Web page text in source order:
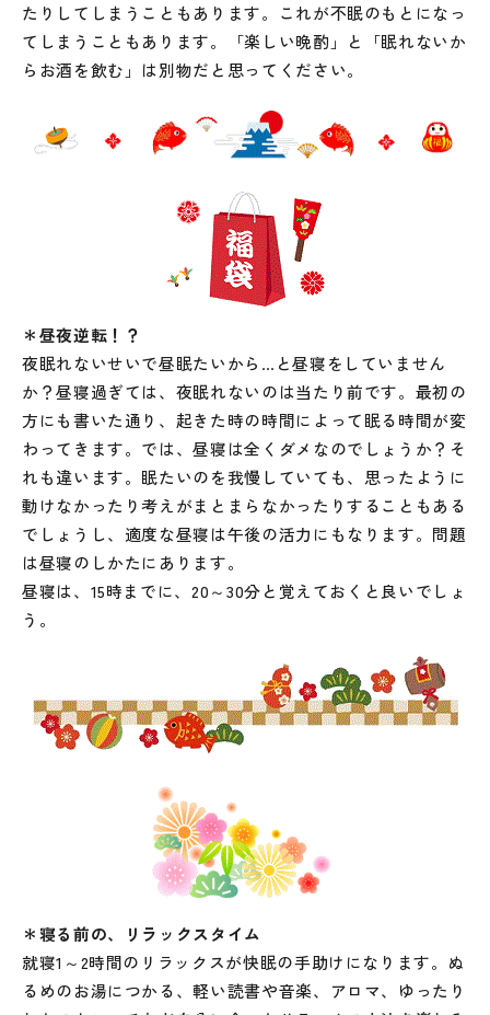
たりしてしまうこともあります。これが不眠のもとになっ
てしまうこともあります。「楽しい晩酌」と「眠れないか
らお酒を飲む」は別物だと思ってください。
＊昼夜逆転！？
夜眠れないせいで昼眠たいから…と昼寝をしていません
か？昼寝過ぎては、夜眠れないのは当たり前です。最初の
方にも書いた通り、起きた時の時間によって眠る時間が変
わってきます。では、昼寝は全くダメなのでしょうか？そ
れも違います。眠たいのを我慢していても、思ったように
動けなかったり考えがまとまらなかったりすることもある
でしょうし、適度な昼寝は午後の活力にもなります。問題
は昼寝のしかたにあります。
昼寝は、15時までに、20～30分と覚えておくと良いでしょ
う。
＊寝る前の、リラックスタイム
就寝1～2時間のリラックスが快眠の手助けになります。ぬ
るめのお湯につかる、軽い読書や音楽、アロマ、ゆったり